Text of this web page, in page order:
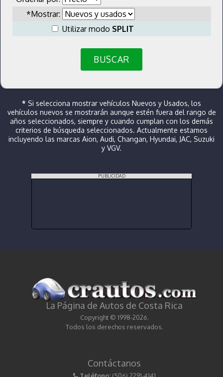
*Mostrar:
Utilizar modo SPLIT
BUSCAR
* Si selecciona mostrar vehículos Nuevos y Usados, los
vehículos nuevos se mostrarán aunque estén fuera del rango de
años seleccionados, siempre y cuando cumplan con los demás
criterios de búsqueda seleccionados. Actualmente estamos
incluyendo las marcas Aion, Audi, Changan, Hyundai, JAC, Suzuki
y VGV.
PUBLICIDAD
La Página de Autos de Costa Rica
Copyright © 1998-2026.
Todos los derechos reservados.
Contáctanos
Teléfono: (506) 2291-4141